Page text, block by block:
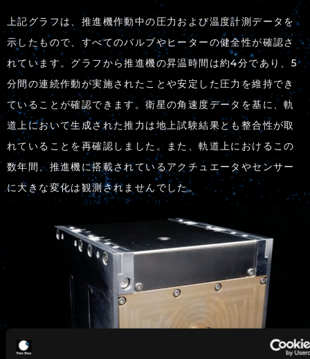
上記グラフは、推進機作動中の圧力および温度計測データを
示したもので、すべてのバルブやヒーターの健全性が確認さ
れています。グラフから推進機の昇温時間は約4分であり、5
分間の連続作動が実施されたことや安定した圧力を維持でき
ていることが確認できます。衛星の角速度データを基に、軌
道上において生成された推力は地上試験結果とも整合性が取
れていることを再確認しました。また、軌道上におけるこの
数年間、推進機に搭載されているアクチュエータやセンサー
に大きな変化は観測されませんでした。